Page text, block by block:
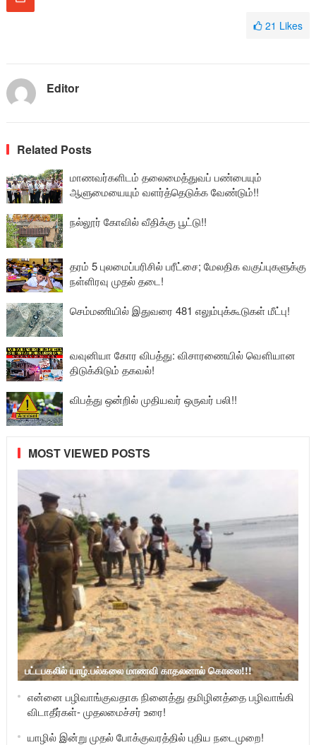
21 Likes
Editor
Related Posts
மாணவர்களிடம் தலைமைத்துவப் பண்பையும்
ஆளுமையையும் வளர்த்தெடுக்க வேண்டும்!!
நல்லூர் கோவில் வீதிக்கு பூட்டு!!
தரம் 5 புலமைப்பரிசில் பரீட்சை; மேலதிக வகுப்புகளுக்கு
நள்ளிரவு முதல் தடை!
செம்மணியில் இதுவரை 481 எலும்புக்கூடுகள் மீட்பு!
வவுனியா கோர விபத்து: விசாரணையில் வௌியான
திடுக்கிடும் தகவல்!
விபத்து ஒன்றில் முதியவர் ஒருவர் பலி!!
MOST VIEWED POSTS
பட்டபகலில் யாழ்.பல்கலை மாணவி காதலனால் கொலை!!!
என்னை பழிவாங்குவதாக நினைத்து தமிழினத்தை பழிவாங்கி
விடாதீர்கள்- முதலமைச்சர் உரை!
யாழில் இன்று முதல் போக்குவரத்தில் புதிய நடைமுறை!